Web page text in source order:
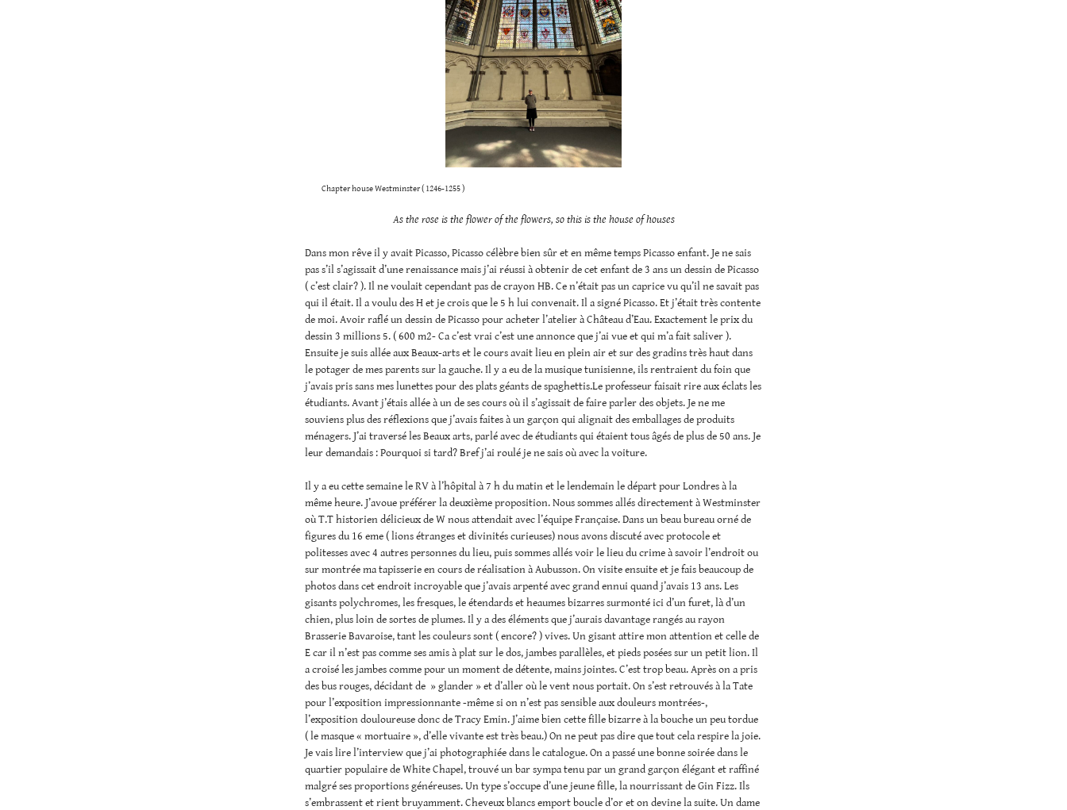
Chapter house Westminster ( 1246-1255 )
As the rose is the flower of the flowers, so this is the house of houses
Dans mon rêve il y avait Picasso, Picasso célèbre bien sûr et en même temps Picasso enfant. Je ne sais
pas s’il s’agissait d’une renaissance mais j’ai réussi à obtenir de cet enfant de 3 ans un dessin de Picasso
( c’est clair? ). Il ne voulait cependant pas de crayon HB. Ce n’était pas un caprice vu qu’il ne savait pas
qui il était. Il a voulu des H et je crois que le 5 h lui convenait. Il a signé Picasso. Et j’était très contente
de moi. Avoir raflé un dessin de Picasso pour acheter l’atelier à Château d’Eau. Exactement le prix du
dessin 3 millions 5. ( 600 m2- Ca c’est vrai c’est une annonce que j’ai vue et qui m’a fait saliver ).
Ensuite je suis allée aux Beaux-arts et le cours avait lieu en plein air et sur des gradins très haut dans
le potager de mes parents sur la gauche. Il y a eu de la musique tunisienne, ils rentraient du foin que
j’avais pris sans mes lunettes pour des plats géants de spaghettis.Le professeur faisait rire aux éclats les
étudiants. Avant j’étais allée à un de ses cours où il s’agissait de faire parler des objets. Je ne me
souviens plus des réflexions que j’avais faites à un garçon qui alignait des emballages de produits
ménagers. J’ai traversé les Beaux arts, parlé avec de étudiants qui étaient tous âgés de plus de 50 ans. Je
leur demandais : Pourquoi si tard? Bref j’ai roulé je ne sais où avec la voiture.
Il y a eu cette semaine le RV à l’hôpital à 7 h du matin et le lendemain le départ pour Londres à la
même heure. J’avoue préférer la deuxième proposition. Nous sommes allés directement à Westminster
où T.T historien délicieux de W nous attendait avec l’équipe Française. Dans un beau bureau orné de
figures du 16 eme ( lions étranges et divinités curieuses) nous avons discuté avec protocole et
politesses avec 4 autres personnes du lieu, puis sommes allés voir le lieu du crime à savoir l’endroit ou
sur montrée ma tapisserie en cours de réalisation à Aubusson. On visite ensuite et je fais beaucoup de
photos dans cet endroit incroyable que j’avais arpenté avec grand ennui quand j’avais 13 ans. Les
gisants polychromes, les fresques, le étendards et heaumes bizarres surmonté ici d’un furet, là d’un
chien, plus loin de sortes de plumes. Il y a des éléments que j’aurais davantage rangés au rayon
Brasserie Bavaroise, tant les couleurs sont ( encore? ) vives. Un gisant attire mon attention et celle de
E car il n’est pas comme ses amis à plat sur le dos, jambes parallèles, et pieds posées sur un petit lion. Il
a croisé les jambes comme pour un moment de détente, mains jointes. C’est trop beau. Après on a pris
des bus rouges, décidant de » glander » et d’aller où le vent nous portait. On s’est retrouvés à la Tate
pour l’exposition impressionnante -même si on n’est pas sensible aux douleurs montrées-,
l’exposition douloureuse donc de Tracy Emin. J’aime bien cette fille bizarre à la bouche un peu tordue
( le masque « mortuaire », d’elle vivante est très beau.) On ne peut pas dire que tout cela respire la joie.
Je vais lire l’interview que j’ai photographiée dans le catalogue. On a passé une bonne soirée dans le
quartier populaire de White Chapel, trouvé un bar sympa tenu par un grand garçon élégant et raffiné
malgré ses proportions généreuses. Un type s’occupe d’une jeune fille, la nourrissant de Gin Fizz. Ils
s’embrassent et rient bruyamment. Cheveux blancs emport boucle d’or et on devine la suite. Un dame